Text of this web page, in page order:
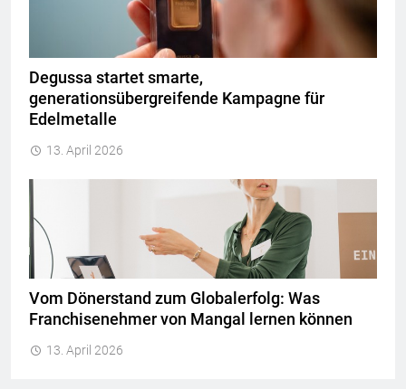
Degussa startet smarte,
generationsübergreifende Kampagne für
Edelmetalle
13. April 2026
Vom Dönerstand zum Globalerfolg: Was
Franchisenehmer von Mangal lernen können
13. April 2026